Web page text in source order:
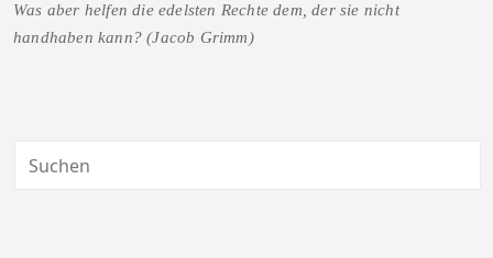
Was aber helfen die edelsten Rechte dem, der sie nicht
handhaben kann? (Jacob Grimm)